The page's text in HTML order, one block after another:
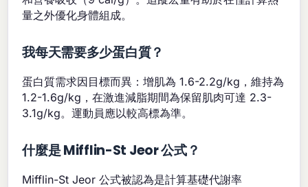
量之外優化身體組成。
我每天需要多少蛋白質？
蛋白質需求因目標而異：增肌為 1.6-2.2g/kg，維持為
1.2-1.6g/kg，在激進減脂期間為保留肌肉可達 2.3-
3.1g/kg。運動員應以較高標為準。
什麼是 Mifflin-St Jeor 公式？
Mifflin-St Jeor 公式被認為是計算基礎代謝率